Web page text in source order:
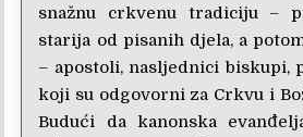
snažnu crkvenu tradiciju –
starija od pisanih djela, a
– apostoli, nasljednici biskupi,
koji su odgovorni za Crkvu i
Budući da kanonska